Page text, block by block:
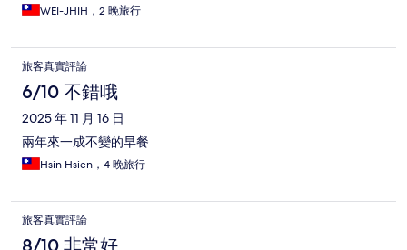
WEI-JHIH，2 晚旅行
旅客真實評論
6/10 不錯哦
2025 年 11 月 16 日
兩年來一成不變的早餐
Hsin Hsien，4 晚旅行
旅客真實評論
8/10 非常好